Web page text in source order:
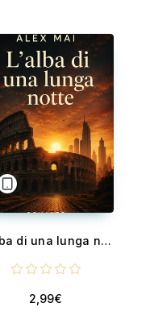
L'alba di una lunga notte - L'Impero delle Ombre — Vol. 1
2,99€